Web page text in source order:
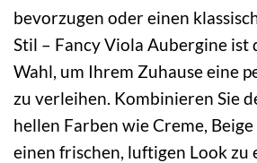
bevorzugen oder einen
Stil – Fancy Viola Aubergine ist
Wahl, um Ihrem Zuhause eine
zu verleihen. Kombinieren Sie
hellen Farben wie Creme,
einen frischen, luftigen Look zu